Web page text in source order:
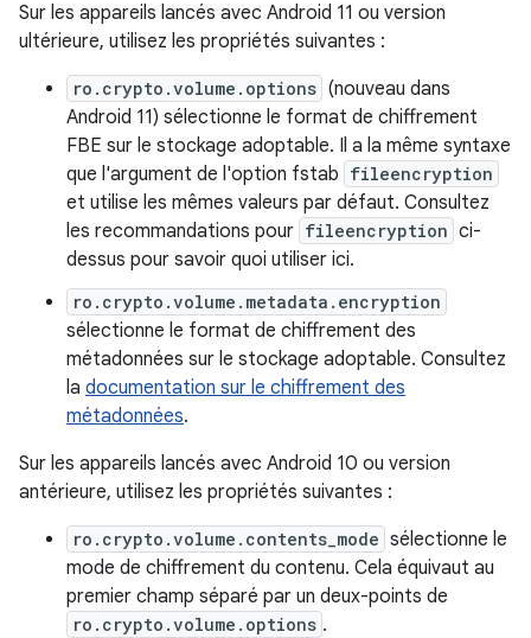
Sur les appareils lancés avec Android 11 ou version
ultérieure, utilisez les propriétés suivantes :
ro.crypto.volume.options (nouveau dans
Android 11) sélectionne le format de chiffrement
FBE sur le stockage adoptable. Il a la même syntaxe
que l'argument de l'option fstab fileencryption
et utilise les mêmes valeurs par défaut. Consultez
les recommandations pour fileencryption ci-
dessus pour savoir quoi utiliser ici.
ro.crypto.volume.metadata.encryption
sélectionne le format de chiffrement des
métadonnées sur le stockage adoptable. Consultez
la documentation sur le chiffrement des
métadonnées.
Sur les appareils lancés avec Android 10 ou version
antérieure, utilisez les propriétés suivantes :
ro.crypto.volume.contents_mode sélectionne le
mode de chiffrement du contenu. Cela équivaut au
premier champ séparé par un deux-points de
ro.crypto.volume.options .